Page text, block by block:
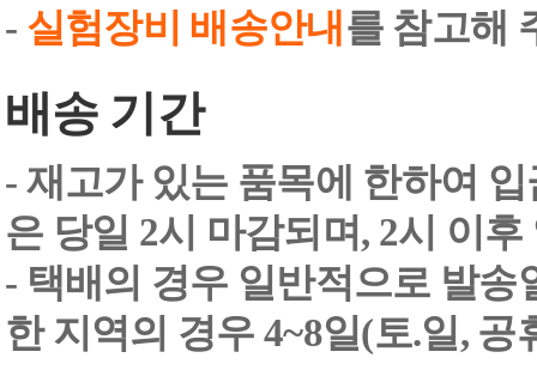
- 실험장비 배송안내 를 참고해
배송 기간
- 재고가 있는 품목에 한하여
은 당일 2시 마감되며, 2시 이
- 택배의 경우 일반적으로 발송
한 지역의 경우 4~8일(토.일,